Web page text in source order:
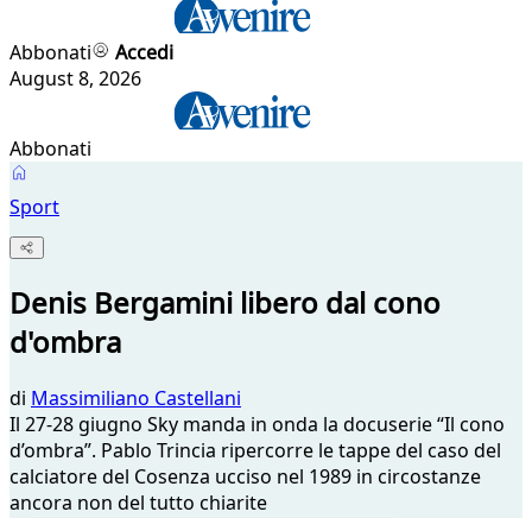
Abbonati
Accedi
August 8, 2026
Abbonati
Sport
Denis Bergamini libero dal cono
d'ombra
di Massimiliano Castellani
Il 27-28 giugno Sky manda in onda la docuserie “Il cono
d’ombra”. Pablo Trincia ripercorre le tappe del caso del
calciatore del Cosenza ucciso nel 1989 in circostanze
ancora non del tutto chiarite